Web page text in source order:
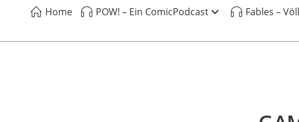
Home POW! – Ein ComicPodcast Fables –